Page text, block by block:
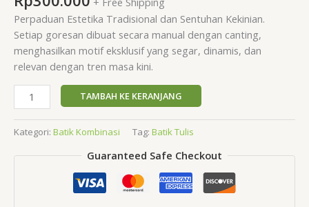
Perpaduan Estetika Tradisional dan Sentuhan Kekinian.
Setiap goresan dibuat secara manual dengan canting,
menghasilkan motif eksklusif yang segar, dinamis, dan
relevan dengan tren masa kini.
TAMBAH KE KERANJANG
Kategori: Batik Kombinasi Tag: Batik Tulis
Guaranteed Safe Checkout